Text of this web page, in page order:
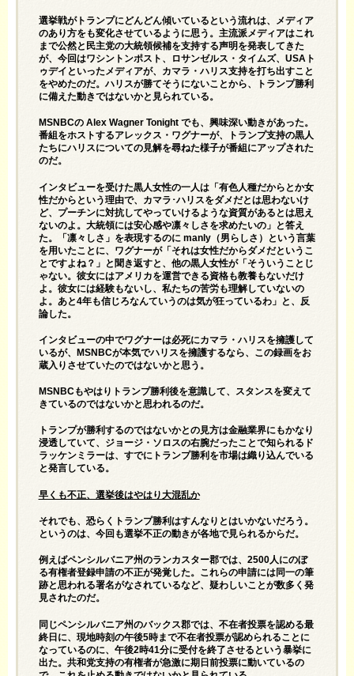
選挙戦がトランプにどんどん傾いているという流れは、メディア
のあり方をも変化させているように思う。主流派メディアはこれ
まで公然と民主党の大統領候補を支持する声明を発表してきた
が、今回はワシントンポスト、ロサンゼルス・タイムズ、USAト
ゥデイといったメディアが、カマラ・ハリス支持を打ち出すこと
をやめたのだ。ハリスが勝てそうにないことから、トランプ勝利
に備えた動きではないかと見られている。
MSNBCの Alex Wagner Tonight でも、興味深い動きがあった。
番組をホストするアレックス・ワグナーが、トランプ支持の黒人
たちにハリスについての見解を尋ねた様子が番組にアップされた
のだ。
インタビューを受けた黒人女性の一人は「有色人種だからとか女
性だからという理由で、カマラ･ハリスをダメだとは思わないけ
ど、プーチンに対抗してやっていけるような資質があるとは思え
ないのよ。大統領には安心感や凛々しさを求めたいの」と答え
た。「凛々しさ」を表現するのに manly（男らしさ）という言葉
を用いたことに、ワグナーが「それは女性だからダメだというこ
とですよね？」と聞き返すと、他の黒人女性が「そういうことじ
ゃない。彼女にはアメリカを運営できる資格も教養もないだけ
よ。彼女には経験もないし、私たちの苦労も理解していないの
よ。あと4年も信じろなんていうのは気が狂っているわ」と、反
論した。
インタビューの中でワグナーは必死にカマラ・ハリスを擁護して
いるが、MSNBCが本気でハリスを擁護するなら、この録画をお
蔵入りさせていたのではないかと思う。
MSNBCもやはりトランプ勝利後を意識して、スタンスを変えて
きているのではないかと思われるのだ。
トランプが勝利するのではないかとの見方は金融業界にもかなり
浸透していて、ジョージ・ソロスの右腕だったことで知られるド
ラッケンミラーは、すでにトランプ勝利を市場は織り込んでいる
と発言している。
早くも不正、選挙後はやはり大混乱か
それでも、恐らくトランプ勝利はすんなりとはいかないだろう。
というのは、今回も選挙不正の動きが各地で見られるからだ。
例えばペンシルバニア州のランカスター郡では、2500人にのぼ
る有権者登録申請の不正が発覚した。これらの申請には同一の筆
跡と思われる署名がなされているなど、疑わしいことが数多く発
見されたのだ。
同じペンシルバニア州のバックス郡では、不在者投票を認める最
終日に、現地時刻の午後5時まで不在者投票が認められることに
なっているのに、午後2時41分に受付を終了させるという暴挙に
出た。共和党支持の有権者が急激に期日前投票に動いているの